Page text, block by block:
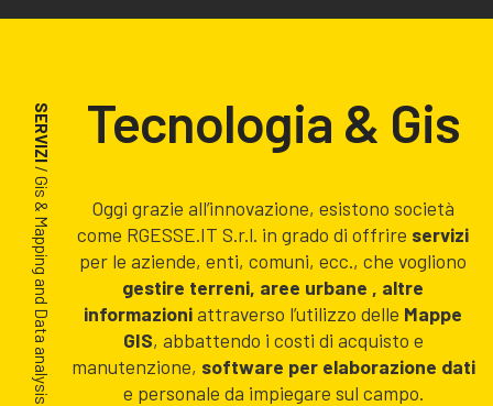
SERVIZI
/ Gis & Mapping and Data analysis
Tecnologia & Gis
Oggi grazie all’innovazione, esistono società
come RGESSE.IT S.r.l. in grado di offrire servizi
per le aziende, enti, comuni, ecc., che vogliono
gestire terreni, aree urbane , altre
informazioniattraverso l’utilizzo delle Mappe
GIS, abbattendo i costi di acquisto e
manutenzione, software per elaborazione dati
e personale da impiegare sul campo.